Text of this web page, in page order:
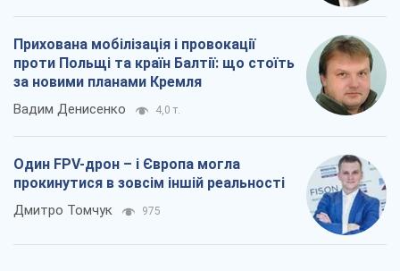
Прихована мобілізація і провокації
проти Польщі та країн Балтії: що стоїть
за новими планами Кремля
Вадим Денисенко 4,0 т.
Один FPV-дрон – і Європа могла
прокинутися в зовсім іншій реальності
Дмитро Томчук 975